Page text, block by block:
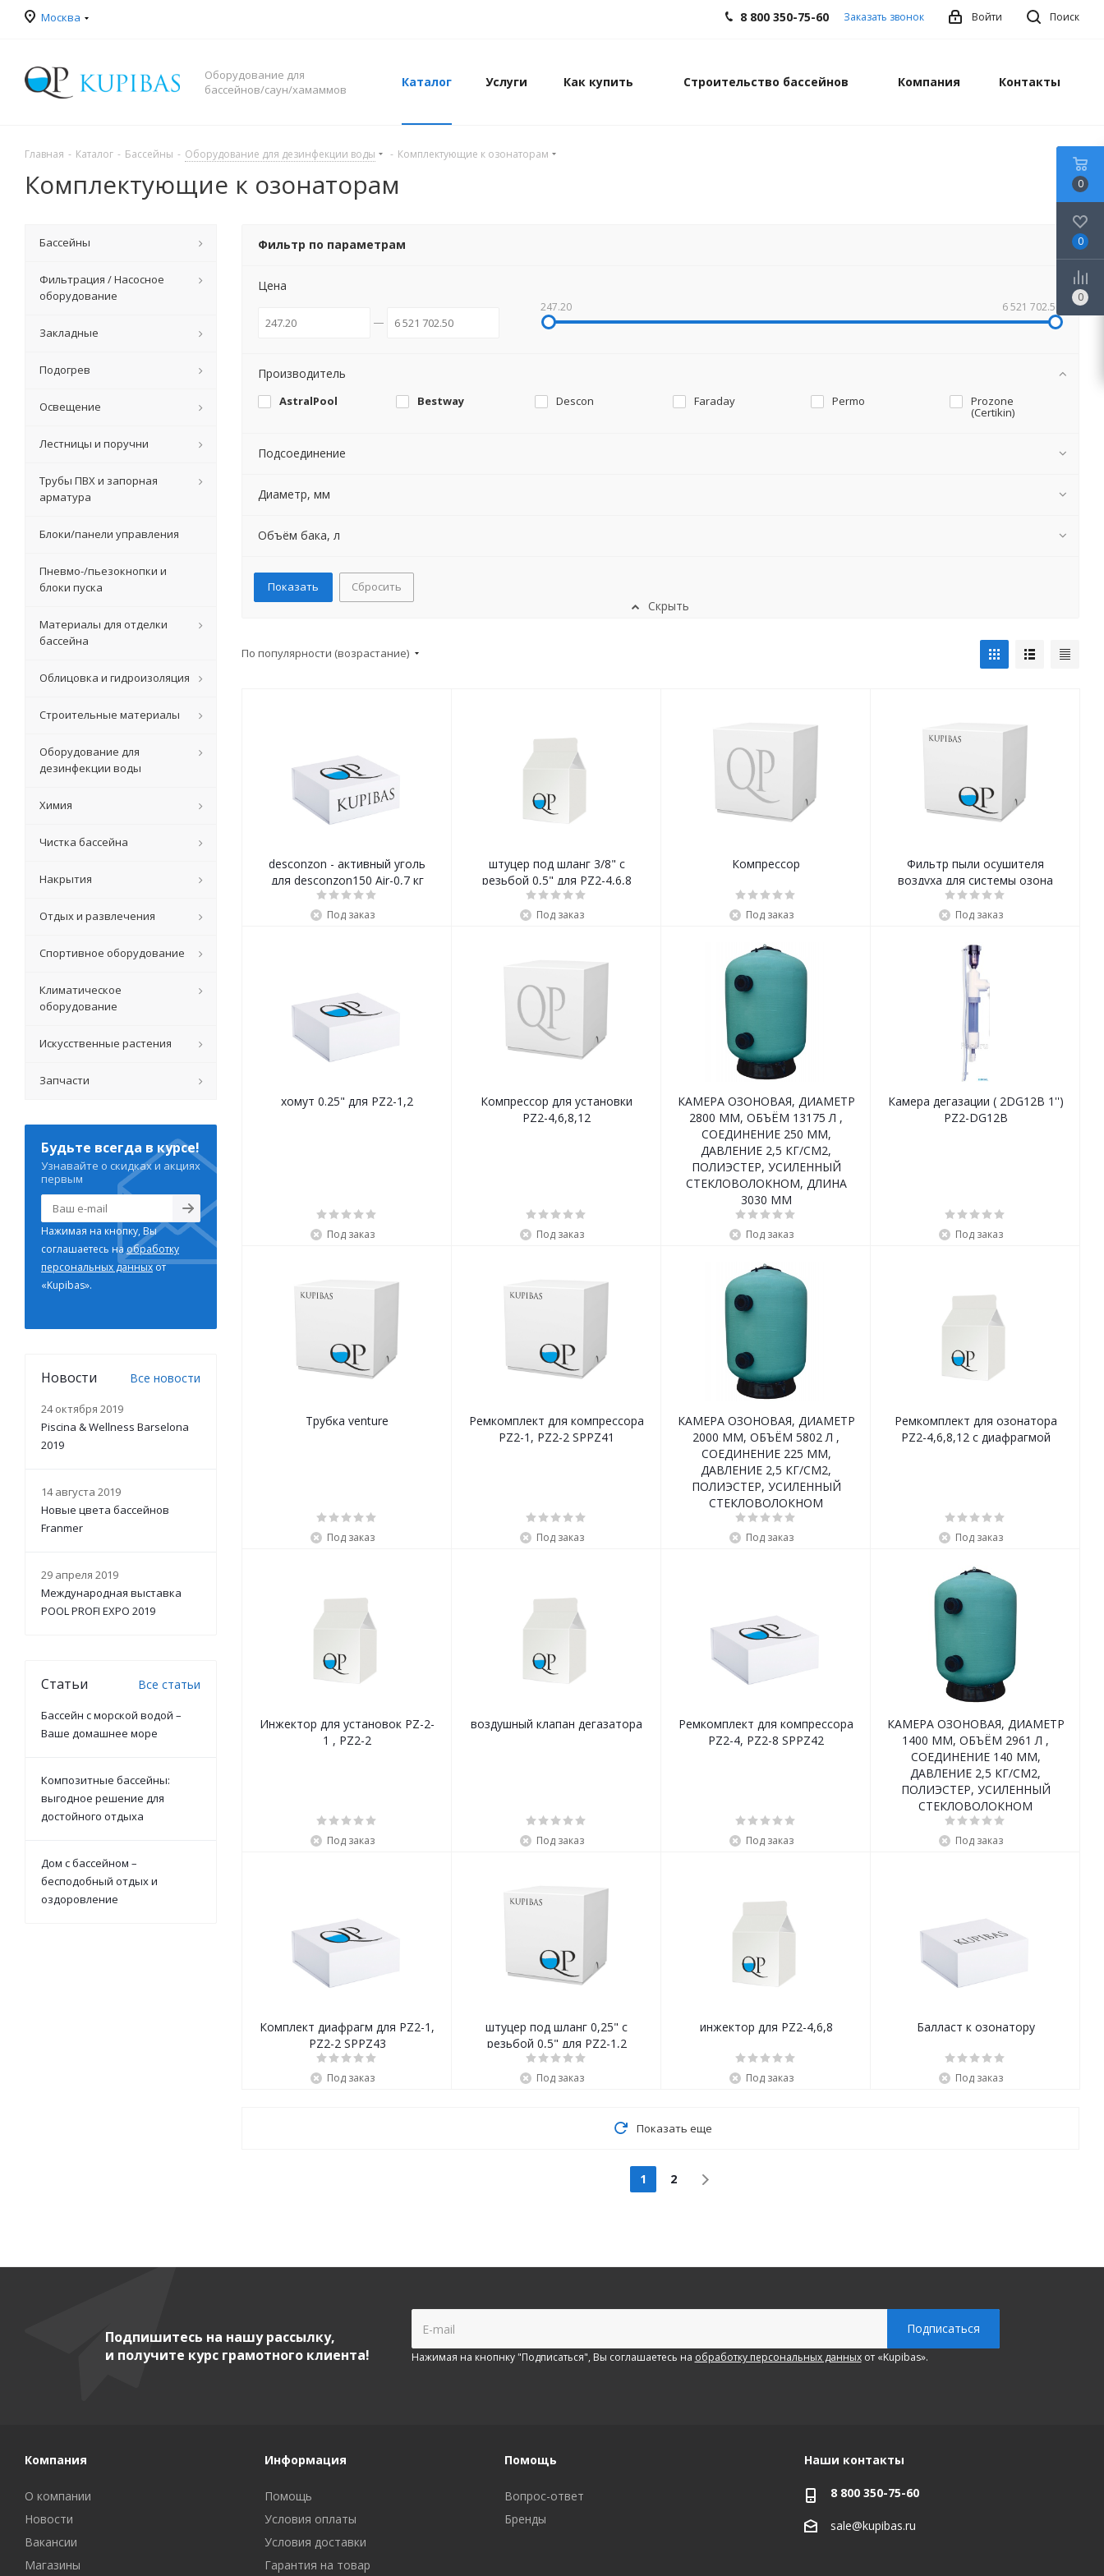
Москва Поиск
Войти
8 800 350-75-60 Заказать звонок
Оборудование для
бассейнов/саун/хамаммов
Каталог Услуги Как купить Строительство бассейнов Компания Контакты
Главная - Каталог - Бассейны - Оборудование для дезинфекции воды - Комплектующие к озонаторам
Комплектующие к озонаторам
Фильтр по параметрам
Цена
247.20 6 521 702.50
Производитель
AstralPool Bestway Descon Faraday Permo Prozone
(Certikin)
Подсоединение
Диаметр, мм
Объём бака, л
Сбросить
Скрыть
По популярности (возрастание)
desconzon - активный уголь
для desconzon150 Air-0,7 кг
Под заказ
штуцер под шланг 3/8" с
резьбой 0,5" для PZ2-4,6,8
Под заказ
Компрессор
Под заказ
Фильтр пыли осушителя
воздуха для системы озона
Под заказ
хомут 0.25" для PZ2-1,2
Под заказ
Компрессор для установки
PZ2-4,6,8,12
Под заказ
КАМЕРА ОЗОНОВАЯ, ДИАМЕТР
2800 ММ, ОБЪЁМ 13175 Л ,
СОЕДИНЕНИЕ 250 ММ,
ДАВЛЕНИЕ 2,5 КГ/СМ2,
ПОЛИЭСТЕР, УСИЛЕННЫЙ
СТЕКЛОВОЛОКНОМ, ДЛИНА
3030 ММ
Под заказ
Камера дегазации ( 2DG12B 1'')
PZ2-DG12B
Под заказ
Трубка venture
Под заказ
Ремкомплект для компрессора
PZ2-1, PZ2-2 SPPZ41
Под заказ
КАМЕРА ОЗОНОВАЯ, ДИАМЕТР
2000 ММ, ОБЪЁМ 5802 Л ,
СОЕДИНЕНИЕ 225 ММ,
ДАВЛЕНИЕ 2,5 КГ/СМ2,
ПОЛИЭСТЕР, УСИЛЕННЫЙ
СТЕКЛОВОЛОКНОМ
Под заказ
Ремкомплект для озонатора
PZ2-4,6,8,12 с диафрагмой
Под заказ
Инжектор для установок PZ-2-
1 , PZ2-2
Под заказ
воздушный клапан дегазатора
Под заказ
Ремкомплект для компрессора
PZ2-4, PZ2-8 SPPZ42
Под заказ
КАМЕРА ОЗОНОВАЯ, ДИАМЕТР
1400 ММ, ОБЪЁМ 2961 Л ,
СОЕДИНЕНИЕ 140 ММ,
ДАВЛЕНИЕ 2,5 КГ/СМ2,
ПОЛИЭСТЕР, УСИЛЕННЫЙ
СТЕКЛОВОЛОКНОМ
Под заказ
Комплект диафрагм для PZ2-1,
PZ2-2 SPPZ43
Под заказ
штуцер под шланг 0,25" с
резьбой 0,5" для PZ2-1,2
Под заказ
инжектор для PZ2-4,6,8
Под заказ
Балласт к озонатору
Под заказ
Показать еще
1 2
Бассейны
Фильтрация / Насосное
оборудование
Закладные
Подогрев
Освещение
Лестницы и поручни
Трубы ПВХ и запорная
арматура
Блоки/панели управления
Пневмо-/пьезокнопки и
блоки пуска
Материалы для отделки
бассейна
Облицовка и гидроизоляция
Строительные материалы
Оборудование для
дезинфекции воды
Химия
Чистка бассейна
Накрытия
Отдых и развлечения
Спортивное оборудование
Климатическое
оборудование
Искусственные растения
Запчасти
Будьте всегда в курсе!
Узнавайте о скидках и акциях
первым
Нажимая на кнопку, Вы
соглашаетесь наобработку
персональных данныхот
«Kupibas».
Новости Все новости
24 октября 2019
Piscina & Wellness Barselona
2019
14 августа 2019
Новые цвета бассейнов
Franmer
29 апреля 2019
Международная выставка
POOL PROFI EXPO 2019
Статьи Все статьи
Бассейн с морской водой –
Ваше домашнее море
Композитные бассейны:
выгодное решение для
достойного отдыха
Дом с бассейном –
бесподобный отдых и
оздоровление
Подпишитесь на нашу рассылку,
и получите курс грамотного клиента!
Нажимая на кнопнку "Подписаться", Вы соглашаетесь на обработку персональных данныхот «Kupibas».
Компания
О компании
Новости
Вакансии
Магазины
Информация
Помощь
Условия оплаты
Условия доставки
Гарантия на товар
Помощь
Вопрос-ответ
Бренды
Наши контакты
8 800 350-75-60
sale@kupibas.ru
0
0
0